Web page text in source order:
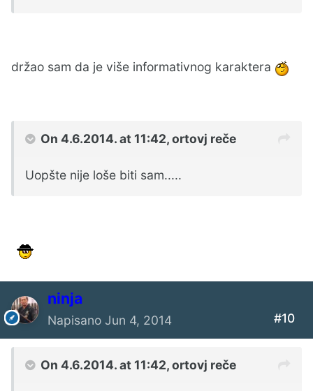
držao sam da je više informativnog karaktera
On 4.6.2014. at 11:42, ortovj reče
Uopšte nije loše biti sam.....
ninja
Napisano Jun 4, 2014 #10
On 4.6.2014. at 11:42, ortovj reče